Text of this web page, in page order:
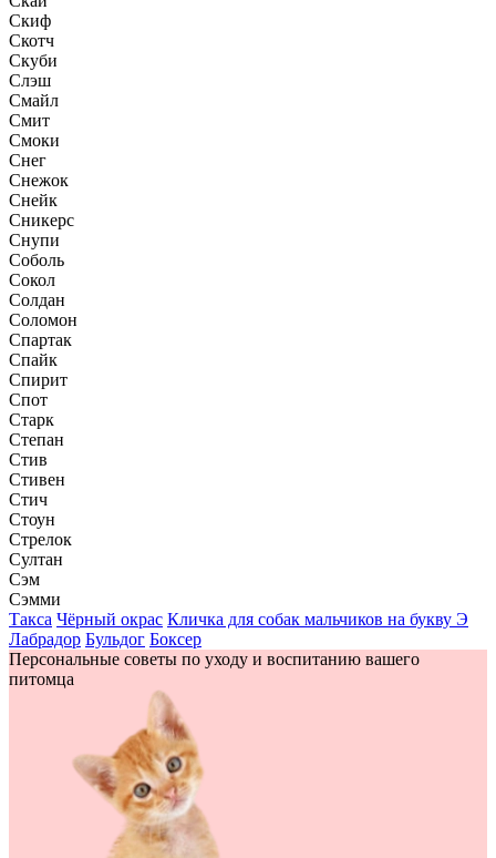
Скиф
Скотч
Скуби
Слэш
Смайл
Смит
Смоки
Снег
Снежок
Снейк
Сникерс
Снупи
Соболь
Сокол
Солдан
Соломон
Спартак
Спайк
Спирит
Спот
Старк
Степан
Стив
Стивен
Стич
Стоун
Стрелок
Султан
Сэм
Сэмми
Такса Чёрный окрас Кличка для собак мальчиков на букву Э
Лабрадор Бульдог Боксер
Персональные советы по уходу и воспитанию вашего
питомца